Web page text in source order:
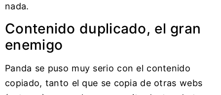
nada.
Contenido duplicado, el gran
enemigo
Panda se puso muy serio con el contenido
copiado, tanto el que se copia de otras webs